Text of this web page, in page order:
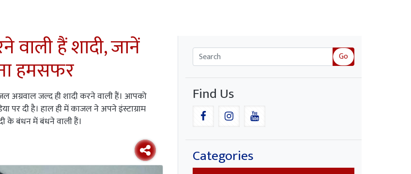
वाली हैं शादी, जानें
हमसफर
अग्रवाल जल्द ही शादी करने वाली हैं। आपको
पर दी है। हाल ही में काजल ने अपने इंस्टाग्राम
के बंधन में बंधने वाली हैं।
Go
Find Us
Categories